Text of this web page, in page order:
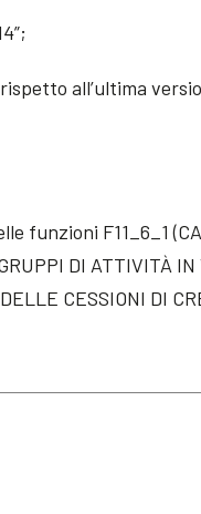
all’ultima
funzioni F11_6_1
DI ATTIVITÀ
CESSIONI DI